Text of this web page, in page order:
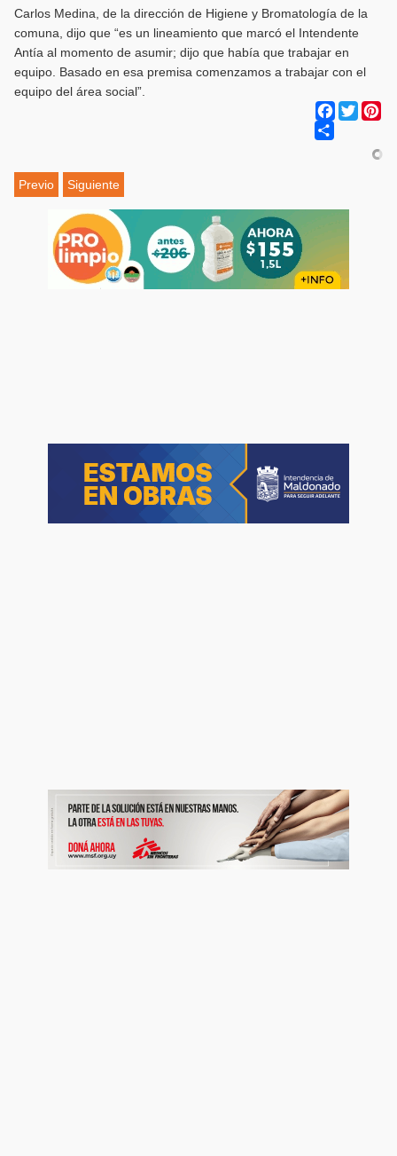
Carlos Medina, de la dirección de Higiene y Bromatología de la
comuna, dijo que “es un lineamiento que marcó el Intendente
Antía al momento de asumir; dijo que había que trabajar en
equipo. Basado en esa premisa comenzamos a trabajar con el
equipo del área social”.
Facebook
Twitter
Previo Siguiente